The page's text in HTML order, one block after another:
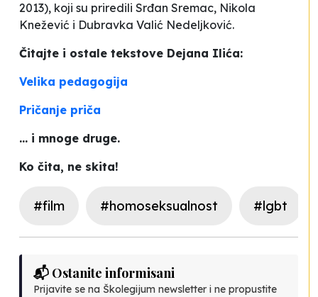
2013), koji su priredili Srđan Sremac, Nikola
Knežević i Dubravka Valić Nedeljković.
Čitajte i ostale tekstove Dejana Ilića:
Velika pedagogija
Pričanje priča
... i mnoge druge.
Ko čita, ne skita!
#film #homoseksualnost #lgbt
📬 Ostanite informisani
Prijavite se na Školegijum newsletter i ne propustite